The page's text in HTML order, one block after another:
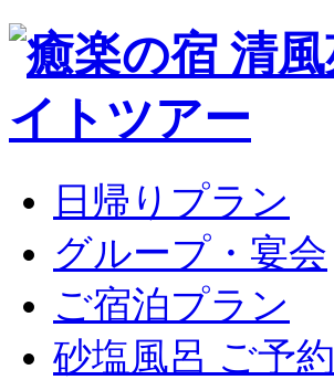
日帰りプラン
グループ・宴会
ご宿泊プラン
砂塩風呂 ご予約